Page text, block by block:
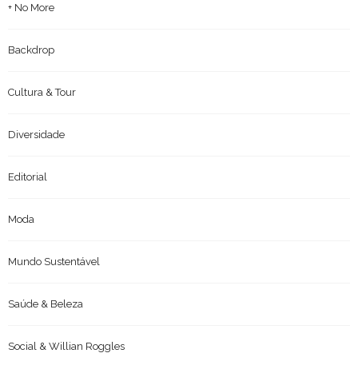
+ No More
Backdrop
Cultura & Tour
Diversidade
Editorial
Moda
Mundo Sustentável
Saúde & Beleza
Social & Willian Roggles